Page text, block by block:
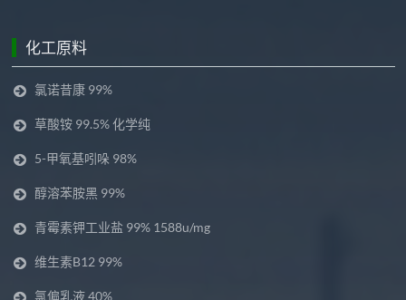
化工原料
氯诺昔康 99%
草酸铵 99.5% 化学纯
5-甲氧基吲哚 98%
醇溶苯胺黑 99%
青霉素钾工业盐 99% 1588u/mg
维生素B12 99%
氯偏乳液 40%